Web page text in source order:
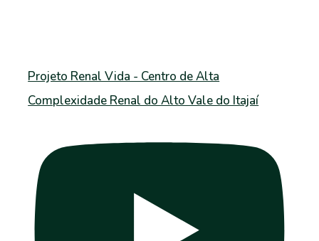
Projeto Renal Vida - Centro de Alta
Complexidade Renal do Alto Vale do Itajaí